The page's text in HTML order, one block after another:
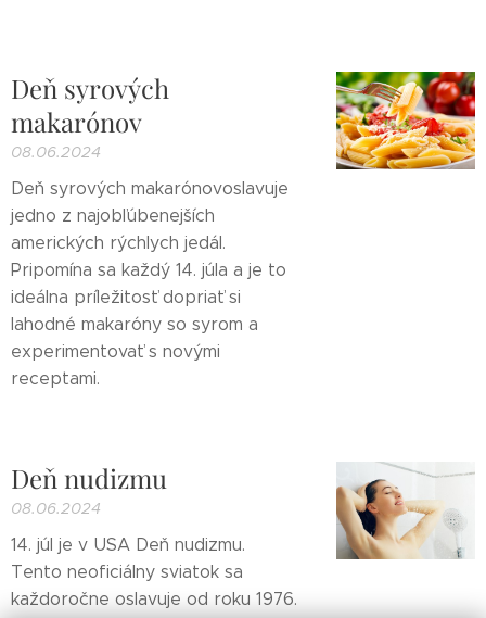
Deň syrových
makarónov
08.06.2024
Deň syrových makarónovoslavuje
jedno z najobľúbenejších
amerických rýchlych jedál.
Pripomína sa každý 14. júla a je to
ideálna príležitosť dopriať si
lahodné makaróny so syrom a
experimentovať s novými
receptami.
Deň nudizmu
08.06.2024
14. júl je v USA Deň nudizmu.
Tento neoficiálny sviatok sa
každoročne oslavuje od roku 1976.